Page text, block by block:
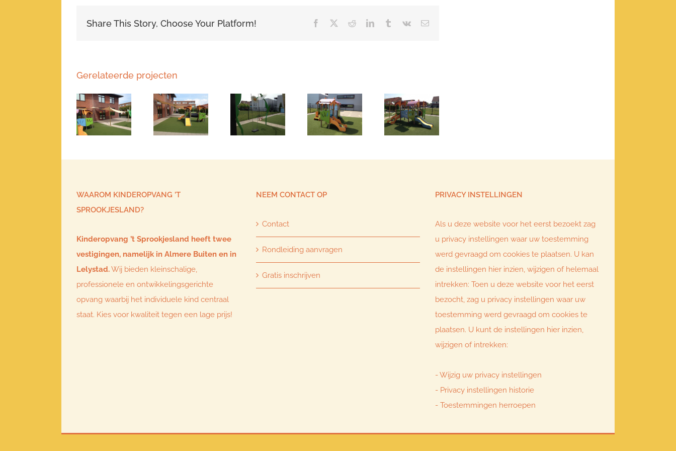
Share This Story, Choose Your Platform! Facebook RedditLinkedInTumblrVk
E-
Gerelateerde projecten
WAAROM KINDEROPVANG ’T
SPROOKJESLAND?
Kinderopvang ’t Sprookjesland heeft twee
vestigingen, namelijk in Almere Buiten en in
Lelystad.Wij bieden kleinschalige,
professionele en ontwikkelingsgerichte
opvang waarbij het individuele kind centraal
staat. Kies voor kwaliteit tegen een lage prijs!
NEEM CONTACT OP
Contact
Rondleiding aanvragen
Gratis inschrijven
PRIVACY INSTELLINGEN
Als u deze website voor het eerst bezoekt zag
u privacy instellingen waar uw toestemming
werd gevraagd om cookies te plaatsen. U kan
de instellingen hier inzien, wijzigen of helemaal
intrekken: Toen u deze website voor het eerst
bezocht, zag u privacy instellingen waar uw
toestemming werd gevraagd om cookies te
plaatsen. U kunt de instellingen hier inzien,
wijzigen of intrekken:
-Wijzig uw privacy instellingen
- Privacy instellingen historie
-Toestemmingen herroepen